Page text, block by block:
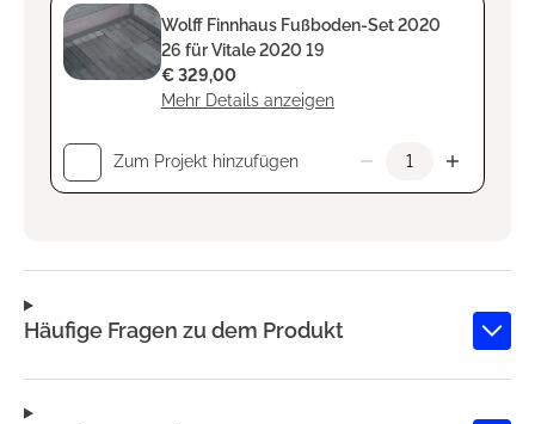
Wolff Finnhaus Fußboden-Set 2020
26 für Vitale 2020 19
Mehr Details anzeigen
€ 329,00
Zum Projekt hinzufügen
Häufige Fragen zu dem Produkt